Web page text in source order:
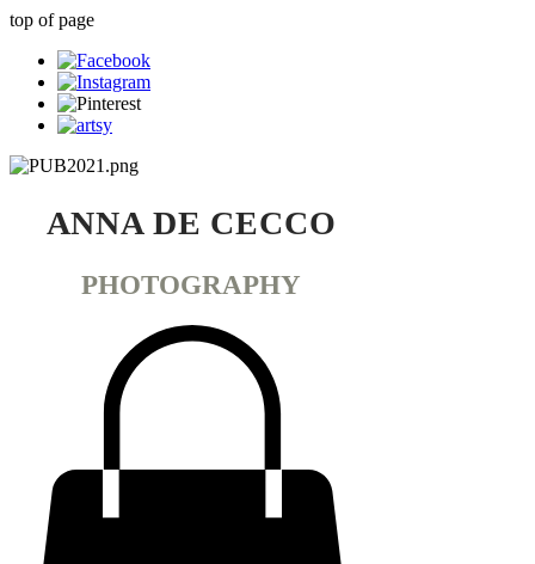
top of page
ANNA DE CECCO
PHOTOGRAPHY